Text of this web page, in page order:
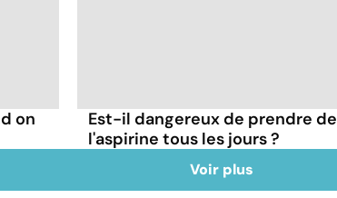
on
Est-il dangereux de prendre de
l'aspirine tous les jours ?
Voir plus